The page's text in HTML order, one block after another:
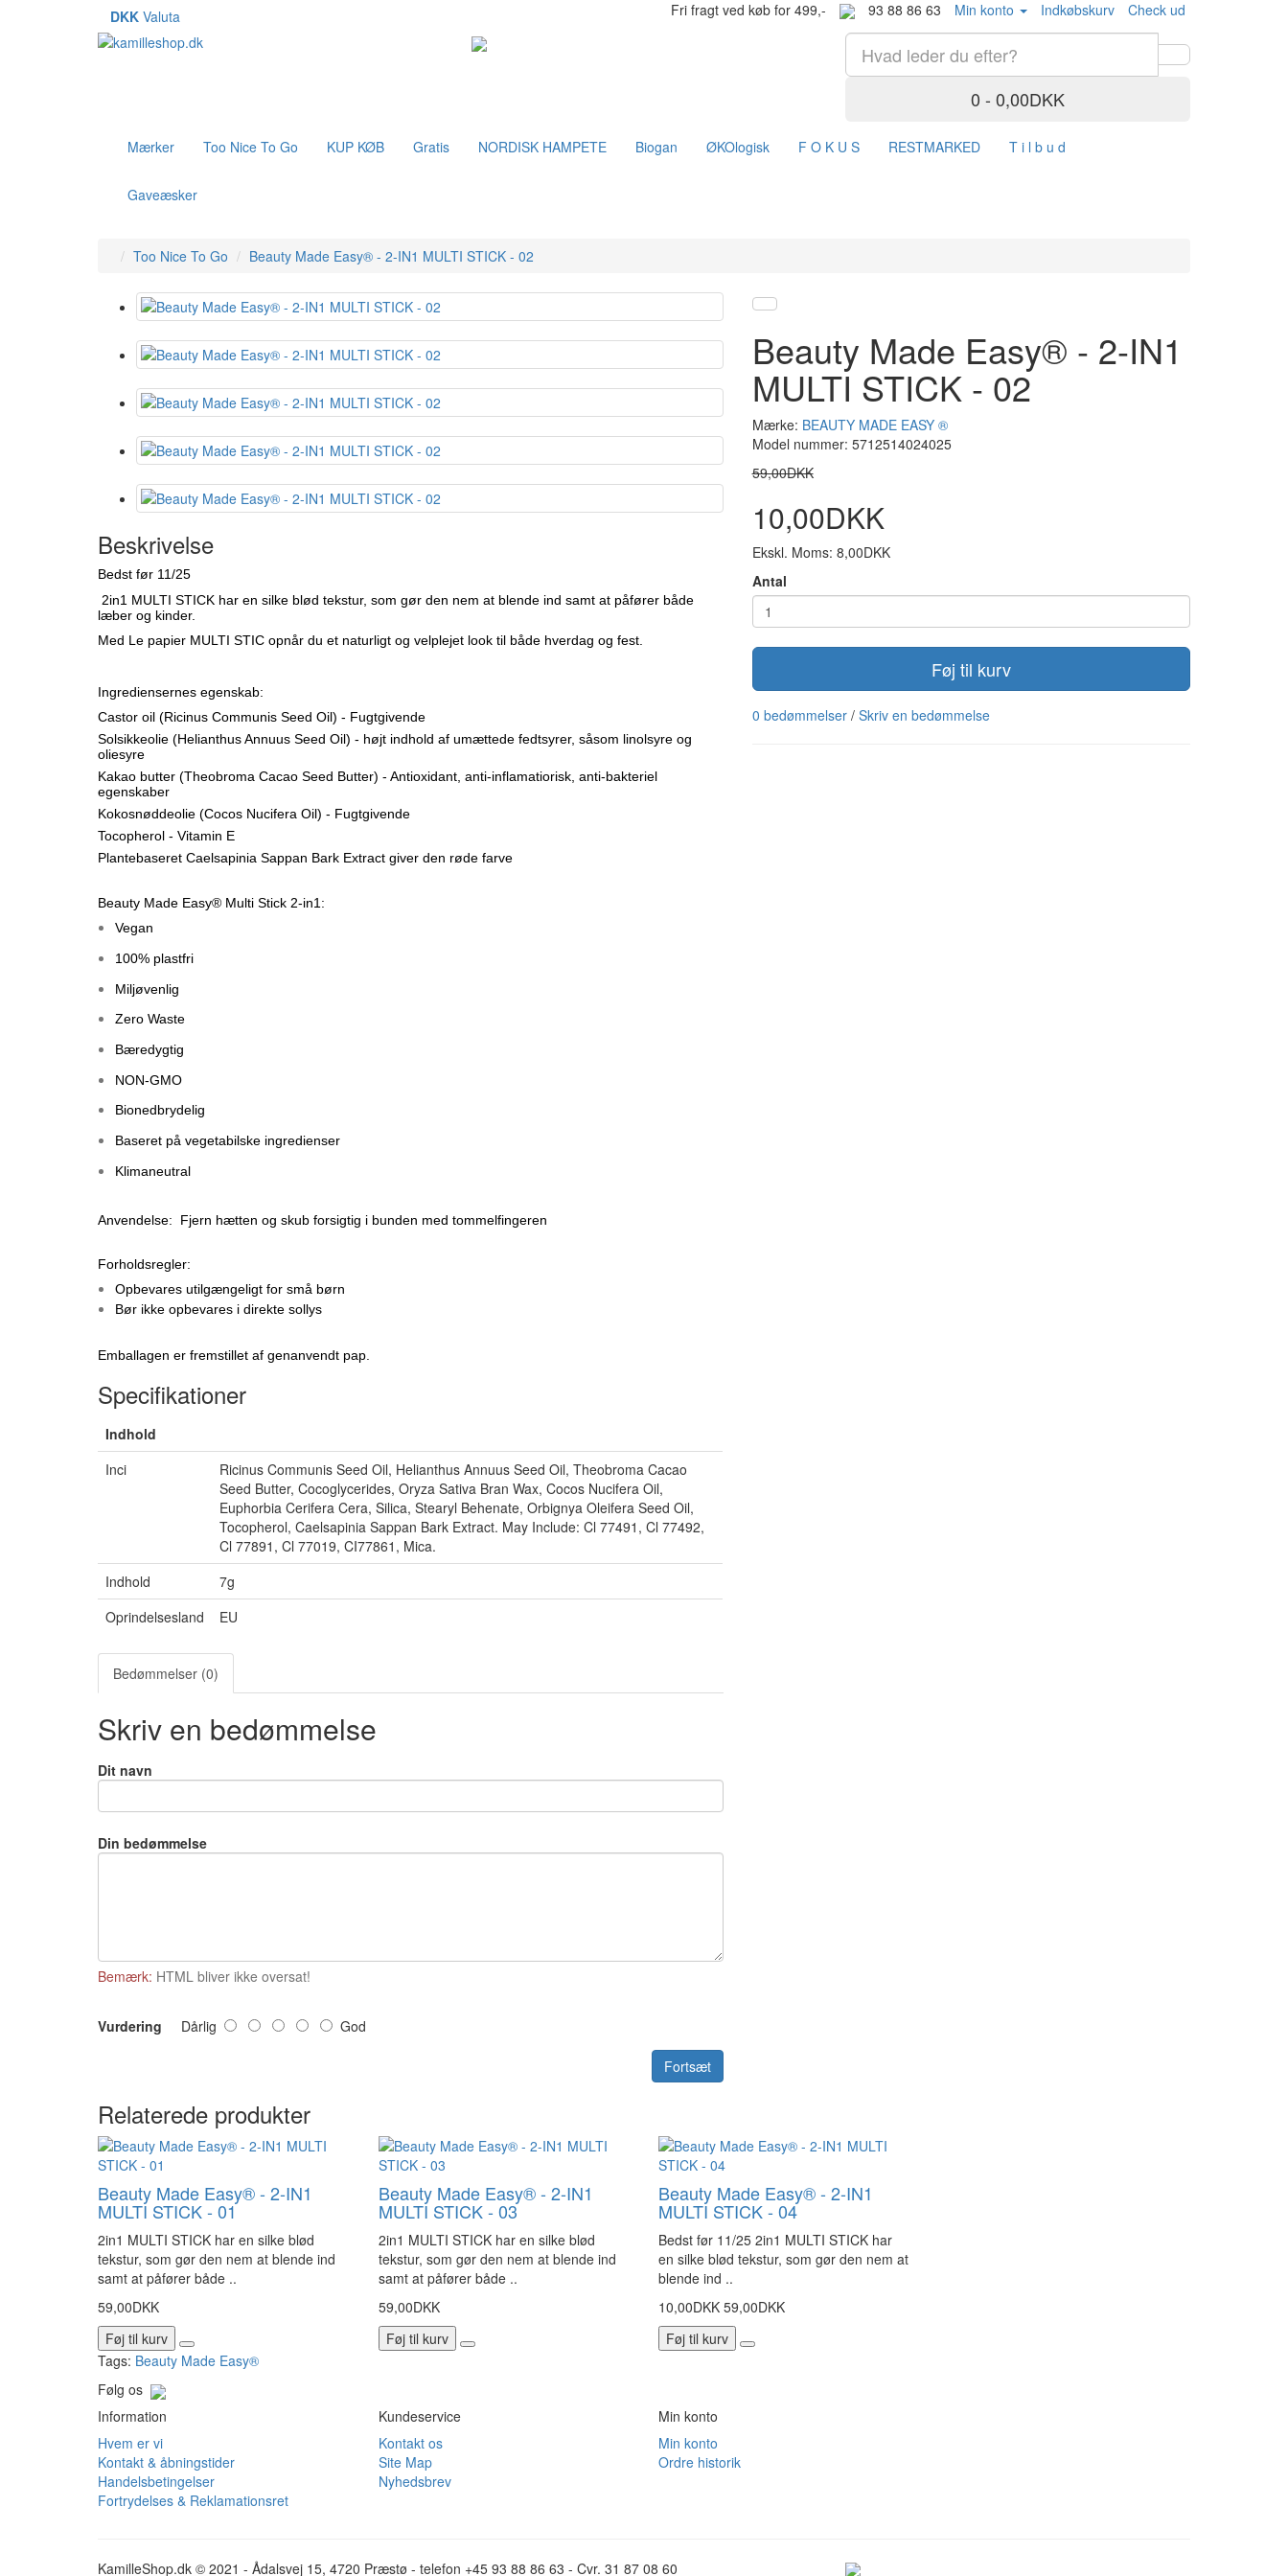
DKK Valuta Fri fragt ved køb for 499,- 93 88 86 63 Min konto Indkøbskurv Check ud
0 - 0,00DKK
Mærker Too Nice To Go KUP KØB Gratis NORDISK HAMPETE Biogan ØKOlogisk F O K U S RESTMARKED T i l b u d
Gaveæsker
Too Nice To Go Beauty Made Easy® - 2-IN1 MULTI STICK - 02
Beskrivelse
Bedst før 11/25
2in1 MULTI STICK har en silke blød tekstur, som gør den nem at blende ind samt at påfører både
læber og kinder.
Med Le papier MULTI STIC opnår du et naturligt og velplejet look til både hverdag og fest.
Ingrediensernes egenskab:
Castor oil (Ricinus Communis Seed Oil) - Fugtgivende
Solsikkeolie (Helianthus Annuus Seed Oil) - højt indhold af umættede fedtsyrer, såsom linolsyre og
oliesyre
Kakao butter (Theobroma Cacao Seed Butter) - Antioxidant, anti-inflamatiorisk, anti-bakteriel
egenskaber
Kokosnøddeolie (Cocos Nucifera Oil) - Fugtgivende
Tocopherol - Vitamin E
Plantebaseret Caelsapinia Sappan Bark Extract giver den røde farve
Beauty Made Easy® Multi Stick 2-in1:
Vegan
100% plastfri
Miljøvenlig
Zero Waste
Bæredygtig
NON-GMO
Bionedbrydelig
Baseret på vegetabilske ingredienser
Klimaneutral
Anvendelse: Fjern hætten og skub forsigtig i bunden med tommelfingeren
Forholdsregler:
Opbevares utilgængeligt for små børn
Bør ikke opbevares i direkte sollys
Emballagen er fremstillet af genanvendt pap.
Specifikationer
Indhold
Inci
Ricinus Communis Seed Oil, Helianthus Annuus Seed Oil, Theobroma Cacao
Seed Butter, Cocoglycerides, Oryza Sativa Bran Wax, Cocos Nucifera Oil,
Euphorbia Cerifera Cera, Silica, Stearyl Behenate, Orbignya Oleifera Seed Oil,
Tocopherol, Caelsapinia Sappan Bark Extract. May Include: Cl 77491, Cl 77492,
Cl 77891, Cl 77019, CI77861, Mica.
Indhold
7g
Oprindelsesland
EU
Bedømmelser (0)
Skriv en bedømmelse
Dit navn
Din bedømmelse
Bemærk: HTML bliver ikke oversat!
Vurdering Dårlig God
Fortsæt
Beauty Made Easy® - 2-IN1
MULTI STICK - 02
Mærke: BEAUTY MADE EASY ®
Model nummer: 5712514024025
59,00DKK
10,00DKK
Ekskl. Moms: 8,00DKK
Antal
Føj til kurv
0 bedømmelser/ Skriv en bedømmelse
Relaterede produkter
Beauty Made Easy® - 2-IN1
MULTI STICK - 01
2in1 MULTI STICK har en silke blød
tekstur, som gør den nem at blende ind
samt at påfører både ..
59,00DKK
Føj til kurv
Beauty Made Easy® - 2-IN1
MULTI STICK - 03
2in1 MULTI STICK har en silke blød
tekstur, som gør den nem at blende ind
samt at påfører både ..
59,00DKK
Føj til kurv
Beauty Made Easy® - 2-IN1
MULTI STICK - 04
Bedst før 11/25 2in1 MULTI STICK har
en silke blød tekstur, som gør den nem at
blende ind ..
10,00DKK 59,00DKK
Føj til kurv
Tags: Beauty Made Easy®
Følg os
Information
Hvem er vi
Kontakt & åbningstider
Handelsbetingelser
Fortrydelses & Reklamationsret
Kundeservice
Kontakt os
Site Map
Nyhedsbrev
Min konto
Min konto
Ordre historik
KamilleShop.dk © 2021 - Ådalsvej 15, 4720 Præstø - telefon +45 93 88 86 63 - Cvr. 31 87 08 60